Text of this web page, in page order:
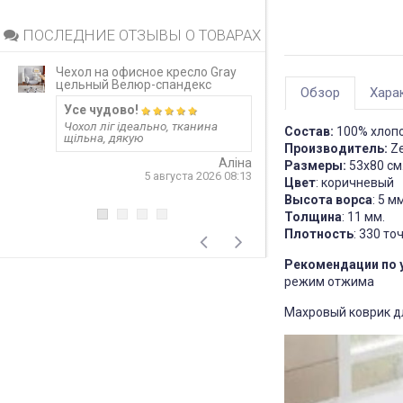
ПОСЛЕДНИЕ ОТЗЫВЫ О ТОВАРАХ
Чехол на офисное кресло Gray
цельный Велюр-спандекс
Усе чудово!
Чохол ліг ідеально, тканина
щільна, дякую
Аліна
5 августа 2026 08:13
матрас Grey
Запитання
Розмір 180 на
лише 20 см
варіант? Чи не
матеріал
користуванні??!
односторонній?
відповідь
4
Обзор
Состав: 100%
Производитель:
Размеры: 53х80
Цвет: коричневый
Высота ворса: 5
Толщина: 11 мм.
Плотность: 330
Рекомендации по
режим отжима
Махровый коврик